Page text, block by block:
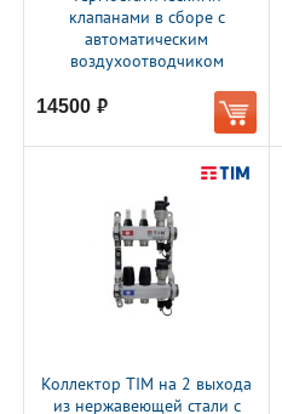
клапанами в сборе с
автоматическим
воздухоотводчиком
14500 руб.
Коллектор TIM на 2 выхода
из нержавеющей стали с